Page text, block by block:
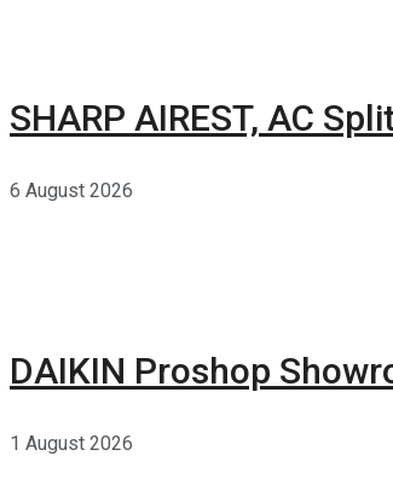
SHARP AIREST, AC
6 August 2026
DAIKIN Proshop
1 August 2026